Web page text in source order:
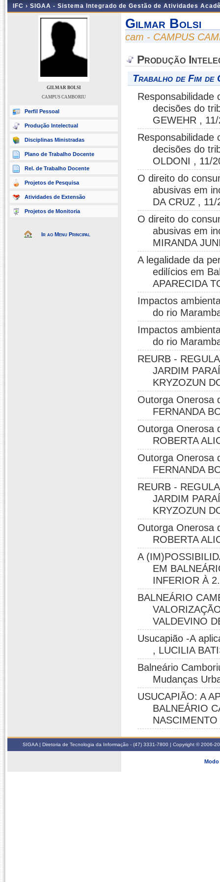
IFC › SIGAA - Sistema Integrado de Gestão de Atividades
GILMAR BOLSI
CAMPUS CAMBORIU
Perfil Pessoal
Produção Intelectual
Disciplinas Ministradas
Plano de Trabalho Docente
Rel. de Trabalho Docente
Projetos de Pesquisa
Atividades de Extensão
Projetos de Monitoria
Ir ao Menu Principal
Gilmar Bolsi
cam - CAMPUS
Produção
Trabalho de Fim de
Responsabilidade
decisões do
GEWEHR ,
Responsabilidade
decisões do
OLDONI , 11/
O direito do
abusivas em
DA CRUZ , 11/
O direito do
abusivas em
MIRANDA
A legalidade da
edilícios em
APARECIDA
Impactos
do rio
Impactos
do rio
REURB -
JARDIM
KRYZOZUN
Outorga Onerosa
FERNANDA
Outorga Onerosa
ROBERTA
Outorga Onerosa
FERNANDA
REURB -
JARDIM
KRYZOZUN
Outorga Onerosa
ROBERTA
A
EM
INFERIOR À
BALNEÁRIO
VALDEVINO
Usucapião -A
, LUCILIA
Balneário
Mudanças
USUCAPIÃO: A
BALNEÁRIO
SIGAA | Diretoria de Tecnologia da Informação - (47) 3331-7800 | Copyright © 2006-
Modo